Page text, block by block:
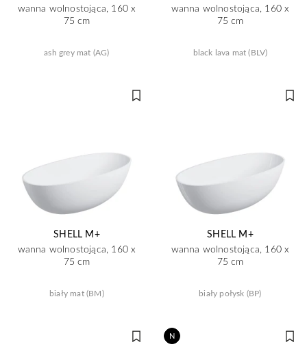
wanna wolnostojąca, 160 x
75 cm
ash grey mat (AG)
wanna wolnostojąca, 160 x
75 cm
black lava mat (BLV)
SHELL M+
wanna wolnostojąca, 160 x
75 cm
biały mat (BM)
SHELL M+
wanna wolnostojąca, 160 x
75 cm
biały połysk (BP)
N